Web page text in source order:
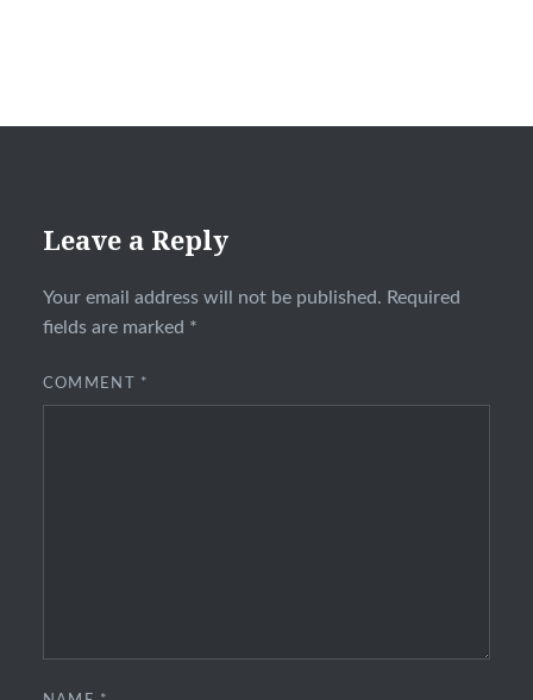
Leave a Reply
Your email address will not be published. Required
fields are marked *
COMMENT *